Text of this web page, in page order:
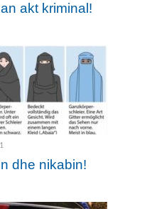
akt kriminal!
dhe nikabin!